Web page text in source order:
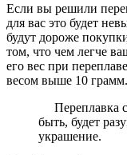
Если вы решили
для вас это будет
будут дороже
том, что чем легче
его вес при
весом выше 10 грамм.
Переплавка
быть, будет
украшение.